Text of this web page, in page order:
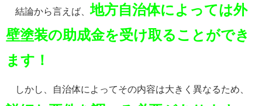
結論から言えば、地方自治体によっては外
壁塗装の助成金を受け取ることができ
ます！
しかし、自治体によってその内容は大きく異なるため、